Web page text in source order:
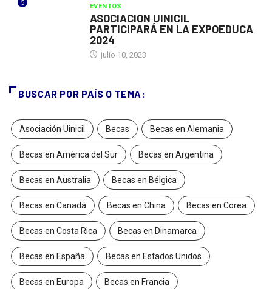
5 EVENTOS
ASOCIACION UINICIL
PARTICIPARÁ EN LA EXPOEDUCA
2024
julio 10, 2023
BUSCAR POR PAÍS O TEMA:
Asociación Uinicil Becas Becas en Alemania
Becas en América del Sur Becas en Argentina
Becas en Australia Becas en Bélgica
Becas en Canadá Becas en China Becas en Corea
Becas en Costa Rica Becas en Dinamarca
Becas en España Becas en Estados Unidos
Becas en Europa Becas en Francia